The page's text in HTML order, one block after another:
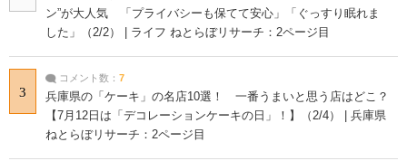
ン”が大人気 「プライバシーも保てて安心」「ぐっすり眠れま
した」（2/2） | ライフ ねとらぼリサーチ：2ページ目
3
コメント数： 7
兵庫県の「ケーキ」の名店10選！ 一番うまいと思う店はどこ？
【7月12日は「デコレーションケーキの日」！】（2/4） | 兵庫県
ねとらぼリサーチ：2ページ目